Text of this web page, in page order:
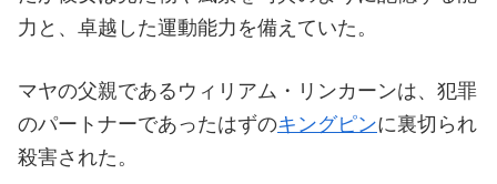
力と、卓越した運動能力を備えていた。
マヤの父親であるウィリアム・リンカーンは、犯罪
のパートナーであったはずのキングピンに裏切られ
殺害された。